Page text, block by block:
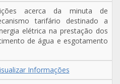
acerca da minuta de
tarifário destinado a
elétrica na prestação dos
de água e esgotamento
Informações